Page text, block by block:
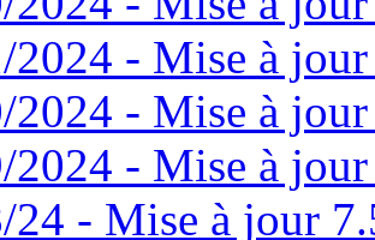
2024 - Mise à
2024 - Mise à
2024 - Mise à
24 - Mise à jour